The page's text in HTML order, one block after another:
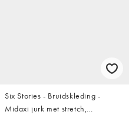
Six Stories - Bruidskleding -
Midaxi jurk met stretch,